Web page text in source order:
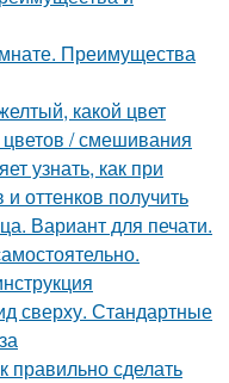
Преимущества
какой цвет
/ смешивания
узнать, как при
оттенков получить
Вариант для печати.
сверху. Стандартные
правильно сделать